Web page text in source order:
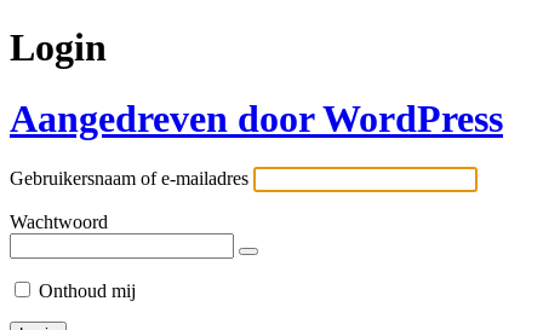
Login
Aangedreven door WordPress
Gebruikersnaam of e-mailadres
Wachtwoord
Onthoud mij